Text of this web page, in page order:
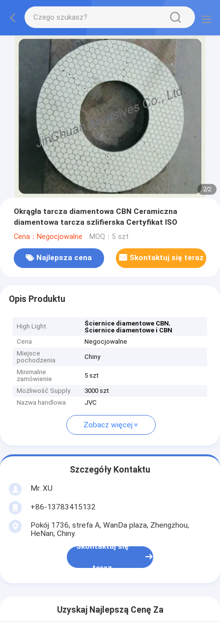
2/2
Okrągła tarcza diamentowa CBN Ceramiczna
diamentowa tarcza szlifierska Certyfikat ISO
Cena：Negocjowalne MOQ：5 szt
Najlepsza cena Skontaktuj się teraz
Opis Produktu
High Light Ściernice diamentowe CBN,
Ściernice diamentowe i CBN
Cena
Negocjowalne
Miejsce
pochodzenia
Chiny
Minimalne
zamówienie
5 szt
Możliwość Supply
3000 szt
Nazwa handlowa
JVC
Zobacz więcej
Szczegóły Kontaktu
Mr. XU
+86-13783415132
Pokój 1736, strefa A, WanDa plaza, Zhengzhou,
HeNan, Chiny.
Skontaktuj się
teraz
Uzyskaj Najlepszą Cenę Za